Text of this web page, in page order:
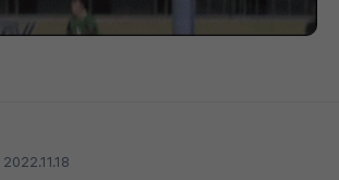
2022.11.18